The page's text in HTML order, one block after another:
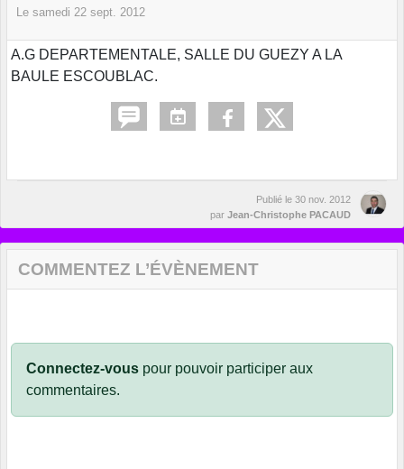
Le samedi 22 sept. 2012
A.G DEPARTEMENTALE, SALLE DU GUEZY A LA
BAULE ESCOUBLAC.
Publié le 30 nov. 2012
par Jean-Christophe PACAUD
COMMENTEZ L’ÉVÈNEMENT
Connectez-vous pour pouvoir participer aux
commentaires.